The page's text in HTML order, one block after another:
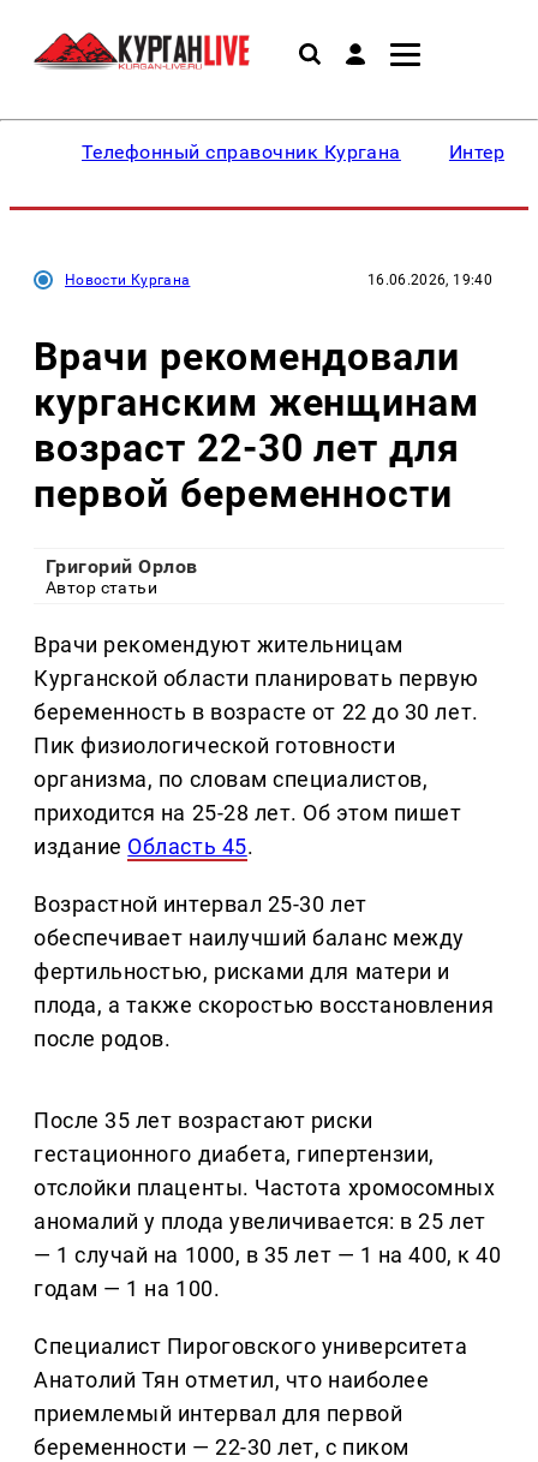
Телефонный справочник Кургана
Новости Кургана 16.06.2026, 19:40
Врачи рекомендовали
курганским женщинам
возраст 22-30 лет для
первой беременности
Григорий Орлов
Автор статьи
Врачи рекомендуют жительницам
Курганской области планировать первую
беременность в возрасте от 22 до 30 лет.
Пик физиологической готовности
организма, по словам специалистов,
приходится на 25-28 лет. Об этом пишет
издание Область 45.
Возрастной интервал 25-30 лет
обеспечивает наилучший баланс между
фертильностью, рисками для матери и
плода, а также скоростью восстановления
после родов.
После 35 лет возрастают риски
гестационного диабета, гипертензии,
отслойки плаценты. Частота хромосомных
аномалий у плода увеличивается: в 25 лет
— 1 случай на 1000, в 35 лет — 1 на 400, к 40
годам — 1 на 100.
Специалист Пироговского университета
Анатолий Тян отметил, что наиболее
приемлемый интервал для первой
беременности — 22-30 лет, с пиком